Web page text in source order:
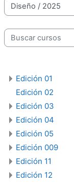
Categorías
Buscar cursos
Edición 01
Edición 02
Edición 03
Edición 04
Edición 05
Edición 009
Edición 11
Edición 12